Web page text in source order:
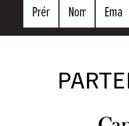
PrénomNom Email